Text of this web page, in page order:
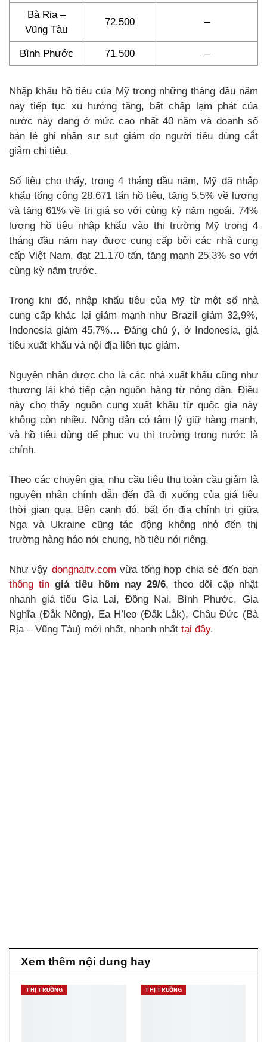
Bà Rịa –
Vũng Tàu
72.500 –
Bình Phước 71.500 –
Nhập khẩu hồ tiêu của Mỹ trong những tháng đầu năm
nay tiếp tục xu hướng tăng, bất chấp lạm phát của
nước này đang ở mức cao nhất 40 năm và doanh số
bán lẻ ghi nhận sự sụt giảm do người tiêu dùng cắt
giảm chi tiêu.
Số liệu cho thấy, trong 4 tháng đầu năm, Mỹ đã nhập
khẩu tổng cộng 28.671 tấn hồ tiêu, tăng 5,5% về lượng
và tăng 61% về trị giá so với cùng kỳ năm ngoái. 74%
lượng hồ tiêu nhập khẩu vào thị trường Mỹ trong 4
tháng đầu năm nay được cung cấp bởi các nhà cung
cấp Việt Nam, đạt 21.170 tấn, tăng mạnh 25,3% so với
cùng kỳ năm trước.
Trong khi đó, nhập khẩu tiêu của Mỹ từ một số nhà
cung cấp khác lại giảm mạnh như Brazil giảm 32,9%,
Indonesia giảm 45,7%… Đáng chú ý, ở Indonesia, giá
tiêu xuất khẩu và nội địa liên tục giảm.
Nguyên nhân được cho là các nhà xuất khẩu cũng như
thương lái khó tiếp cận nguồn hàng từ nông dân. Điều
này cho thấy nguồn cung xuất khẩu từ quốc gia này
không còn nhiều. Nông dân có tâm lý giữ hàng mạnh,
và hồ tiêu dùng để phục vụ thị trường trong nước là
chính.
Theo các chuyên gia, nhu cầu tiêu thụ toàn cầu giảm là
nguyên nhân chính dẫn đến đà đi xuống của giá tiêu
thời gian qua. Bên cạnh đó, bất ổn địa chính trị giữa
Nga và Ukraine cũng tác động không nhỏ đến thị
trường hàng háo nói chung, hồ tiêu nói riêng.
Như vậy dongnaitv.com vừa tổng hợp chia sẻ đến bạn
thông tin giá tiêu hôm nay 29/6, theo dõi cập nhật
nhanh giá tiêu Gia Lai, Đồng Nai, Bình Phước, Gia
Nghĩa (Đắk Nông), Ea H’leo (Đắk Lắk), Châu Đức (Bà
Rịa – Vũng Tàu) mới nhất, nhanh nhất tại đây.
Xem thêm nội dung hay
THỊ TRƯỜNG THỊ TRƯỜNG